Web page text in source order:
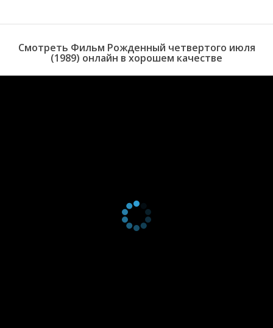
Смотреть Фильм Рожденный четвертого июля
(1989) онлайн в хорошем качестве